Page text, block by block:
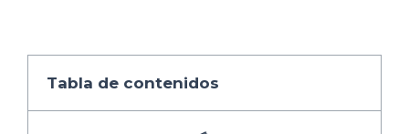
Tabla de contenidos